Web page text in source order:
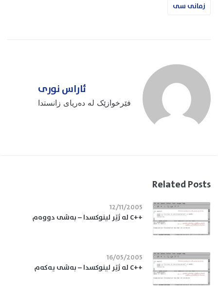
زمانی سی
ئاراس نوری
فێرخوازێک لە دەریای زانستدا
Related Posts
12/11/2005
++C له ژێر لینوكسدا – به‌شی دووه‌م
16/05/2005
++C له ژێر لینوكسدا – به‌شی یه‌كه‌م